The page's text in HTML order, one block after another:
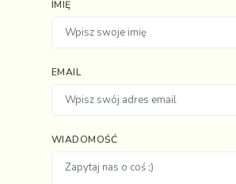
IMIĘ
EMAIL
WIADOMOŚĆ